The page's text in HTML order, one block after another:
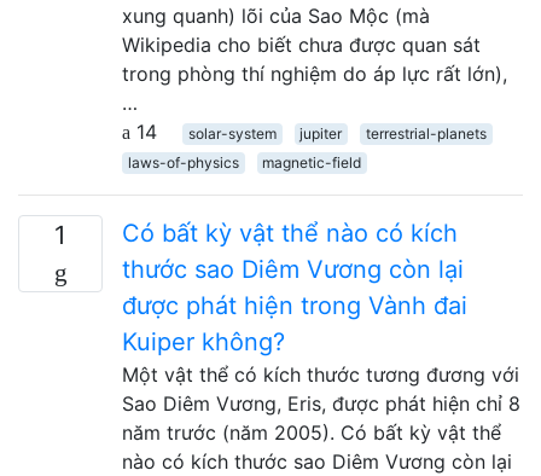
xung quanh) lõi của Sao Mộc (mà
Wikipedia cho biết chưa được quan sát
trong phòng thí nghiệm do áp lực rất lớn),
…
14
solar-system jupiter
terrestrial-planets
laws-of-physics
magnetic-field
1
Có bất kỳ vật thể nào có kích
thước sao Diêm Vương còn lại
được phát hiện trong Vành đai
Kuiper không?
Một vật thể có kích thước tương đương với
Sao Diêm Vương, Eris, được phát hiện chỉ 8
năm trước (năm 2005). Có bất kỳ vật thể
nào có kích thước sao Diêm Vương còn lại